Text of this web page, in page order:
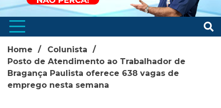
Home
Colunista
Posto de Atendimento ao Trabalhador de
Bragança Paulista oferece 638 vagas de
emprego nesta semana